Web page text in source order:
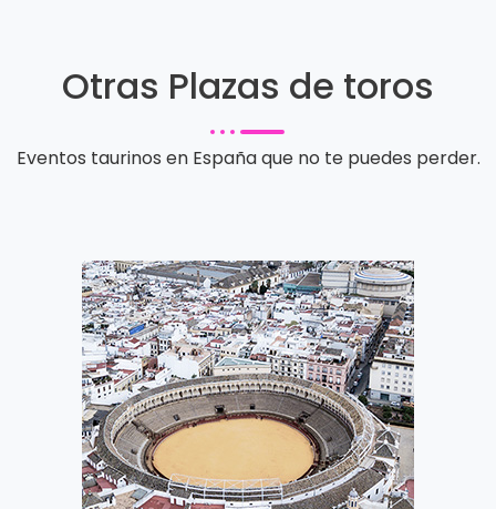
Otras Plazas de toros
Eventos taurinos en España que no te puedes perder.